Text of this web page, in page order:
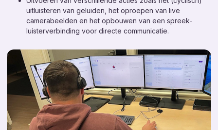
Toezichthoudende domotica
Leefcirkels
Persoonsbeveiliging
Leefstijlmonitoring
Stille ontruiming (NEN 2575-4)
Toegangsbeheer
Diensten
Consultancy
uitluisteren van geluiden, het oproepen van live
camerabeelden en het opbouwen van een spreek-
luisterverbinding voor directe communicatie.